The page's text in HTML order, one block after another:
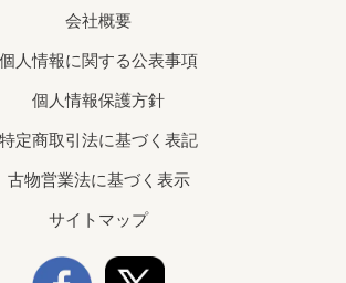
会社概要
個人情報に関する公表事項
個人情報保護方針
特定商取引法に基づく表記
古物営業法に基づく表示
サイトマップ